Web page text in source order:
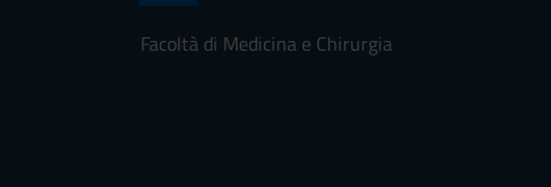
Facoltà di Medicina e Chirurgia